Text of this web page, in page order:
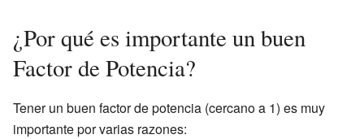
¿Por qué es importante un buen
Factor de Potencia?
Tener un buen factor de potencia (cercano a 1) es muy
importante por varias razones: